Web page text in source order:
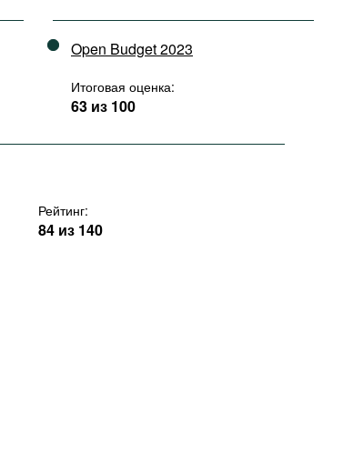
Open Budget 2023
Итоговая оценка:
63 из 100
Рейтинг:
84 из 140